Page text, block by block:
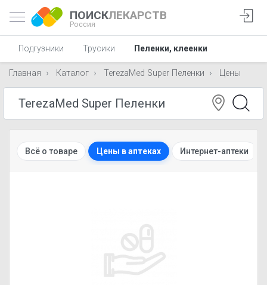
ПОИСКЛЕКАРСТВ
Россия
Подгузники Трусики Пеленки, клеенки
Главная Каталог TerezaMed Super Пеленки Цены
Всё о товаре Цены в аптеках Интернет-аптеки